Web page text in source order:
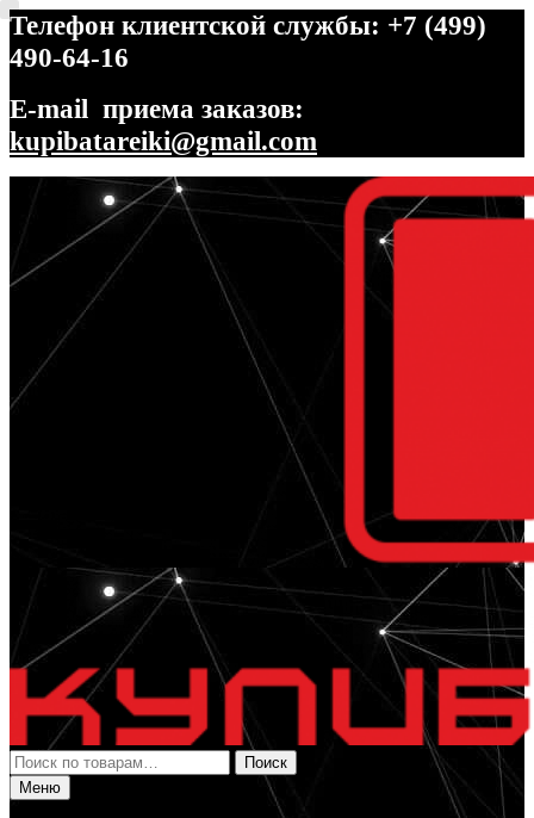
Телефон клиентской службы: +7 (499)
490-64-16
E-mail приема заказов:
kupibatareiki@gmail.com
Перейти
навигации
Перейти
содержимому
Искать:
Поиск
Меню